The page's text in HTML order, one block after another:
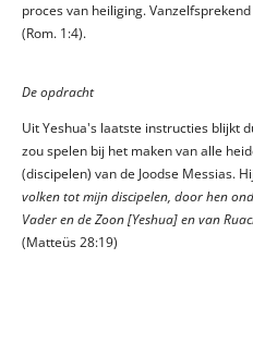
proces van heiliging.
(Rom. 1:4).
De opdracht
Uit Yeshua's laatste instructies blijkt
zou spelen bij het maken van alle
(discipelen) van de Joodse Messias.
volken tot mijn discipelen, door hen
Vader en de Zoon [Yeshua] en van
(Matteüs 28:19)